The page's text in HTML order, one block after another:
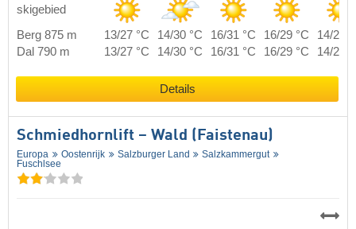
skigebied
Berg 875 m 13/27 °C 14/30 °C 16/31 °C 16/29 °C
14/26
Dal 790 m
13/27 °C 14/30 °C 16/31 °C 16/29 °C 14/26
Details
Schmiedhornlift – Wald (Faistenau)
Europa Oostenrijk Salzburger Land
Salzkammergut
Fuschlsee